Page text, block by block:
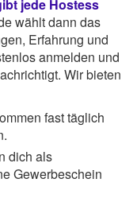
jede Hostess
wählt dann das
Erfahrung und
anmelden und
Wir bieten
fast täglich
dich als
Gewerbeschein